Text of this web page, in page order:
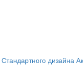
Стандартного дизайна